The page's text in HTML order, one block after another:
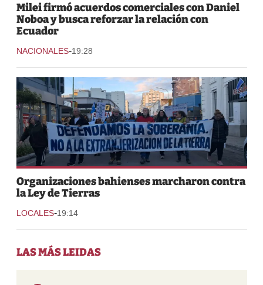
Milei firmó acuerdos comerciales con Daniel
Noboa y busca reforzar la relación con
Ecuador
NACIONALES-19:28
Organizaciones bahienses marcharon contra
la Ley de Tierras
LOCALES-19:14
LAS MÁS LEIDAS